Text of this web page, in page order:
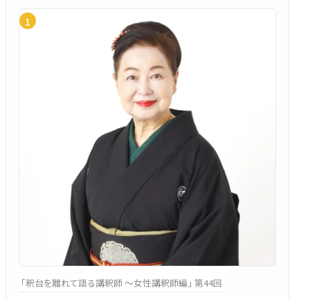
「釈台を離れて語る講釈師 ～女性講釈師編」 第44回